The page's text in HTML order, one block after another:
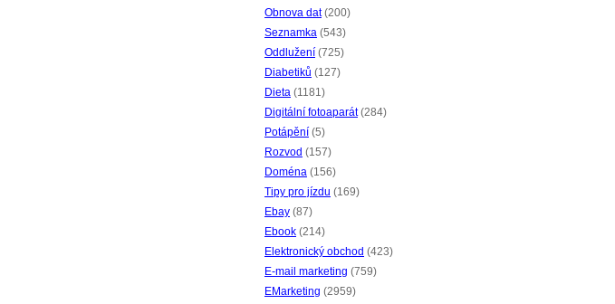
Obnova dat(200)
Seznamka (543)
Oddlužení (725)
Diabetiků (127)
Dieta (1181)
Digitální fotoaparát(284)
Potápění (5)
Rozvod (157)
Doména (156)
Tipy pro jízdu (169)
Ebay (87)
Ebook (214)
Elektronický obchod (423)
E-mail marketing (759)
EMarketing (2959)